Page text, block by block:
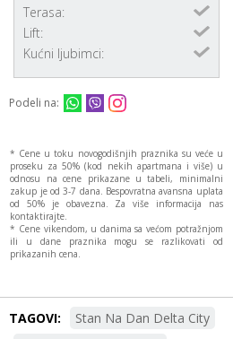
Terasa:
Lift:
Kućni ljubimci:
Podeli na:
* Cene u toku novogodišnjih praznika su veće u
proseku za 50% (kod nekih apartmana i više) u
odnosu na cene prikazane u tabeli, minimalni
zakup je od 3-7 dana. Bespovratna avansna uplata
od 50% je obavezna. Za više informacija nas
kontaktirajte.
* Cene vikendom, u danima sa većom potražnjom
ili u dane praznika mogu se razlikovati od
prikazanih cena.
TAGOVI:
Stan Na Dan Delta City